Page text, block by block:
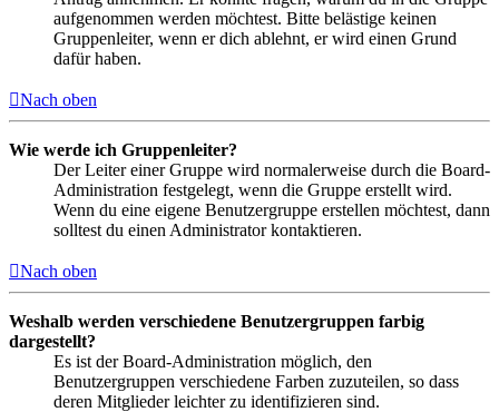
aufgenommen werden möchtest. Bitte belästige keinen
Gruppenleiter, wenn er dich ablehnt, er wird einen Grund
dafür haben.
Nach oben
Wie werde ich Gruppenleiter?
Der Leiter einer Gruppe wird normalerweise durch die Board-
Administration festgelegt, wenn die Gruppe erstellt wird.
Wenn du eine eigene Benutzergruppe erstellen möchtest, dann
solltest du einen Administrator kontaktieren.
Nach oben
Weshalb werden verschiedene Benutzergruppen farbig
dargestellt?
Es ist der Board-Administration möglich, den
Benutzergruppen verschiedene Farben zuzuteilen, so dass
deren Mitglieder leichter zu identifizieren sind.